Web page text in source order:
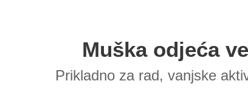
Muška odjeća
Prikladno za rad, vanjske